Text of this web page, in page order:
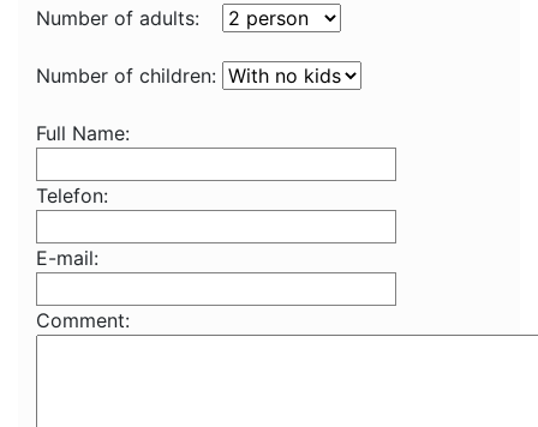
Number of adults:
Number of children:
Full Name:
Telefon:
E-mail:
Comment: